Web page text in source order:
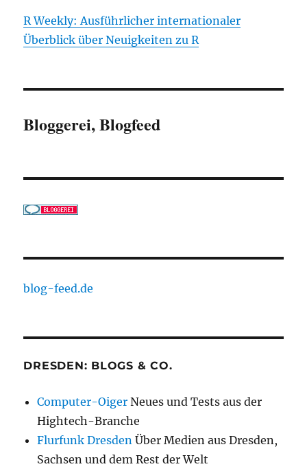
R Weekly: Ausführlicher internationaler
Überblick über Neuigkeiten zu R
Bloggerei, Blogfeed
blog-feed.de
DRESDEN: BLOGS & CO.
Computer-Oiger Neues und Tests aus der
Hightech-Branche
Flurfunk Dresden Über Medien aus Dresden,
Sachsen und dem Rest der Welt